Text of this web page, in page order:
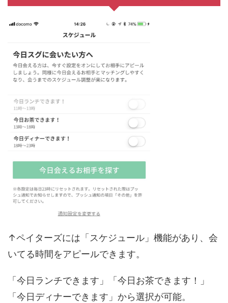
↑ペイターズには「スケジュール」機能があり、会
いてる時間をアピールできます。
「今日ランチできます」「今日お茶できます！」
「今日ディナーできます」から選択が可能。